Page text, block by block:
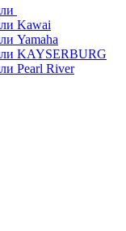
Kawai
Yamaha
KAYSERBURG
Pearl River